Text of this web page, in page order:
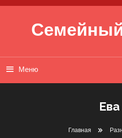
Перейти к содержимому
Меню
Ева
Главная